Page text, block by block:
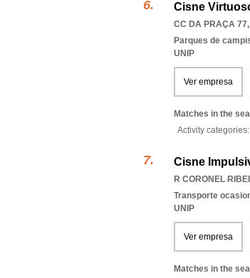
Cisne
CC DA PRAÇA
Parques de
UNIP
Ver empresa
Matches in the
Activity categories:
Cisne
R CORONEL
Transporte
UNIP
Ver empresa
Matches in the